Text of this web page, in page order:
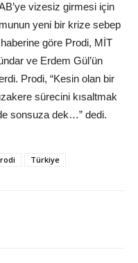
vizesiz girmesi için
yeni bir krize sebep
göre Prodi, MİT
ve Erdem Gül’ün
Prodi, “Kesin olan bir
sürecini kısaltmak
sonsuza dek…” dedi.
Türkiye